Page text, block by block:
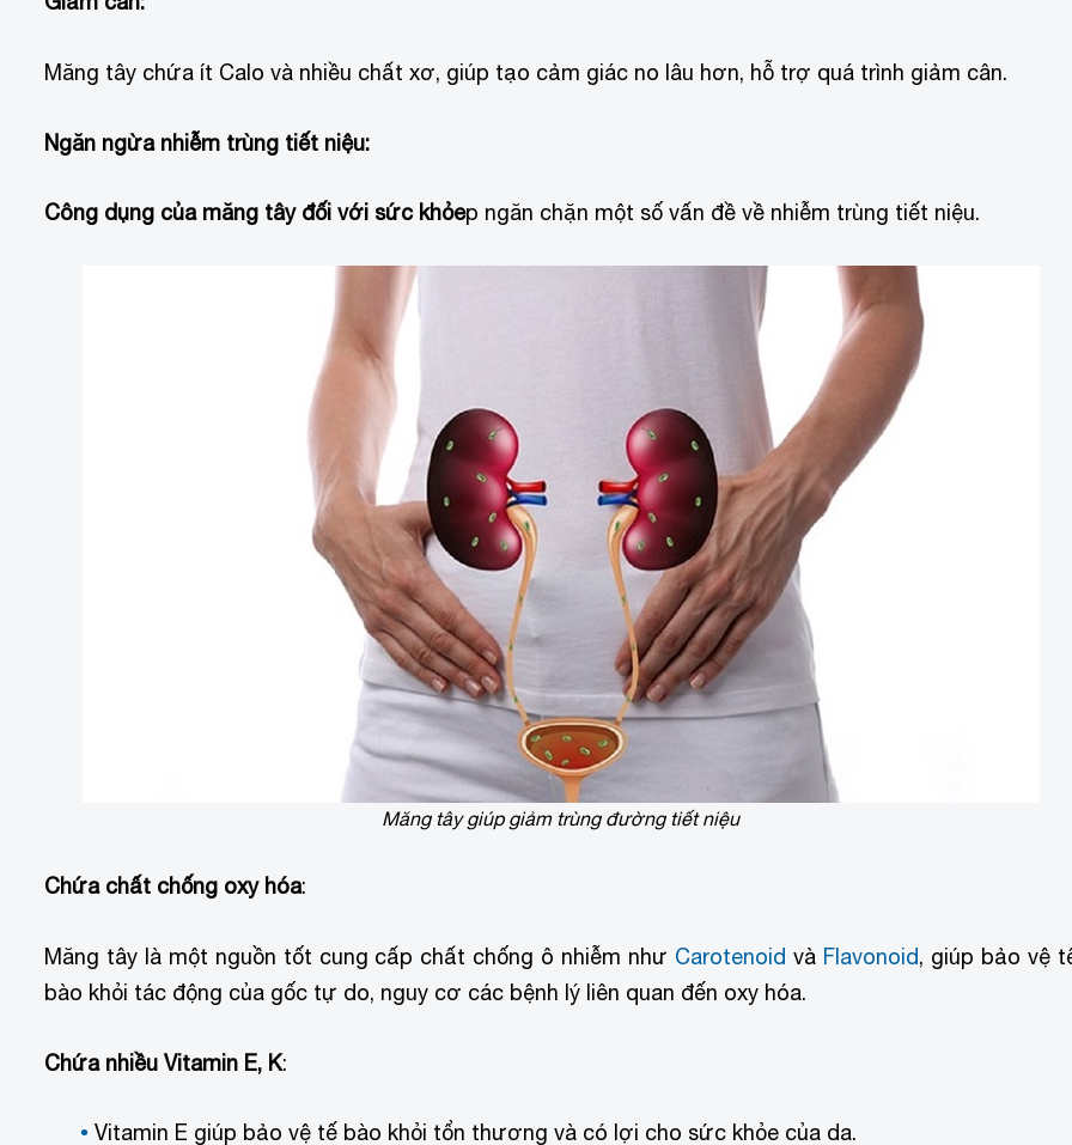
Măng tây chứa ít Calo và nhiều chất xơ, giúp tạo cảm giác no lâu hơn, hỗ trợ quá trình giảm cân.
Ngăn ngừa nhiễm trùng tiết niệu:
Công dụng của măng tây đối với sức khỏep ngăn chặn một số vấn đề về nhiễm trùng tiết niệu.
Măng tây giúp giảm trùng đường tiết niệu
Chứa chất chống oxy hóa:
Măng tây là một nguồn tốt cung cấp chất chống ô nhiễm như Carotenoid và Flavonoid, giúp bảo vệ
bào khỏi tác động của gốc tự do, nguy cơ các bệnh lý liên quan đến oxy hóa.
Chứa nhiều Vitamin E, K:
Vitamin E giúp bảo vệ tế bào khỏi tổn thương và có lợi cho sức khỏe của da.